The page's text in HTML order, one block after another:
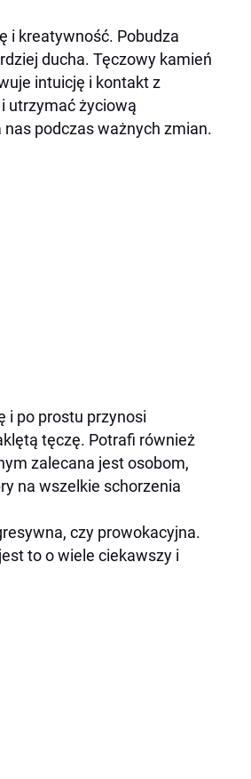
i kreatywność. Pobudza
ducha. Tęczowy kamień
intuicję i kontakt z
utrzymać życiową
podczas ważnych zmian.
i po prostu przynosi
tęczę. Potrafi również
zalecana jest osobom,
na wszelkie schorzenia
czy prowokacyjna.
to o wiele ciekawszy i